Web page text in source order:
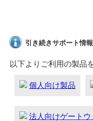
引き続きサポート情
以下よりご利用の製品
個人向け製品
法人向けゲートウ